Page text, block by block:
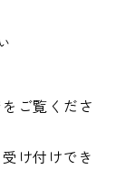
ご覧くださ
け付けでき